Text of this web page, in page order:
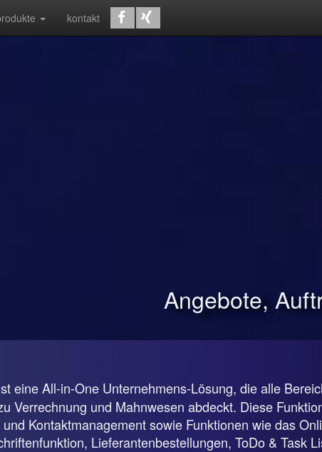
kontakt
Angebote,
eine All-in-One Unternehmens-Lösung, die alle
Verrechnung und Mahnwesen abdeckt. Diese
Kontaktmanagement sowie Funktionen wie das
Lieferantenbestellungen, ToDo & Task